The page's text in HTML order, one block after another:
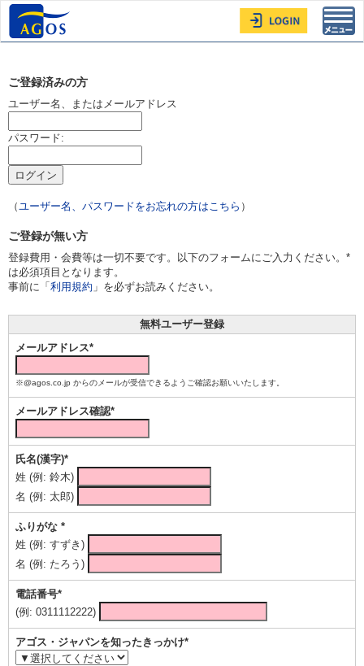
ご登録済みの方
ユーザー名、またはメールアドレス
パスワード:
（ユーザー名、パスワードをお忘れの方はこちら ）
ご登録が無い方
登録費用・会費等は一切不要です。以下のフォームにご入力ください。*
は必須項目となります。
事前に「 利用規約 」を必ずお読みください。
無料ユーザー登録
メールアドレス*
※@agos.co.jp からのメールが受信できるようご確認お願いいたします。
メールアドレス確認*
氏名(漢字)*
姓 (例: 鈴木)
名 (例: 太郎)
ふりがな *
姓 (例: すずき)
名 (例: たろう)
電話番号*
(例: 0311112222)
アゴス・ジャパンを知ったきっかけ*